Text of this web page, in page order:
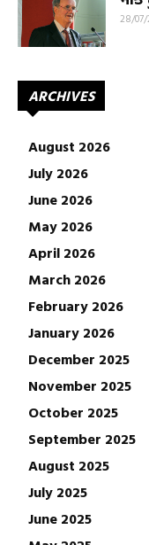
28/07/
ARCHIVES
August 2026
July 2026
June 2026
May 2026
April 2026
March 2026
February 2026
January 2026
December 2025
November 2025
October 2025
September 2025
August 2025
July 2025
June 2025